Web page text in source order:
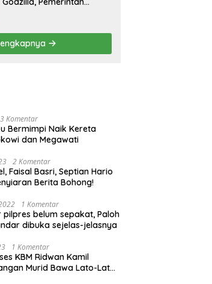
Infrastruktur Pertanian
Nasional
3 Komentar
Bermimpi Naik Kereta
dan Megawati
2 Komentar
Faisal Basri, Septian Hario
Berita Bohong!
1 Komentar
pilpres belum sepakat, Paloh
dibuka sejelas-jelasnya
1 Komentar
KBM Ridwan Kamil
Murid Bawa Lato-Lato